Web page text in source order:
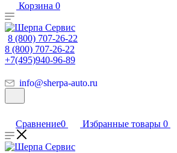
Корзина 0
8 (800) 707-26-22
8 (800) 707-26-22
+7(495)940-96-89
info@sherpa-auto.ru
Сравнение0 Избранные товары 0